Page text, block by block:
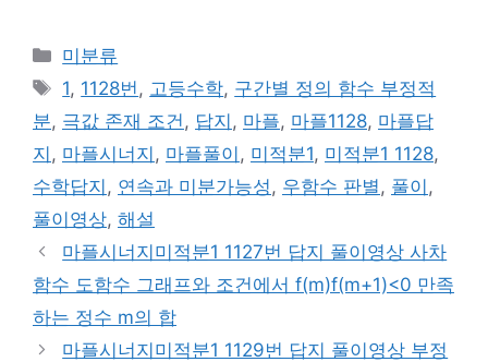
카
테
고
리
미분류
태
그
1, 1128번 , 고등수학, 구간별 정의 함수 부정적
분, 극값 존재 조건 , 답지 , 마플, 마플1128, 마플답
지 , 마플시너지 , 마플풀이 , 미적분1, 미적분1 1128,
수학답지 , 연속과 미분가능성 , 우함수 판별 , 풀이 ,
풀이영상, 해설
마플시너지미적분1 1127번 답지 풀이영상 사차
함수 도함수 그래프와 조건에서 f(m)f(m+1)<0 만족
하는 정수 m의 합
마플시너지미적분1 1129번 답지 풀이영상 부정